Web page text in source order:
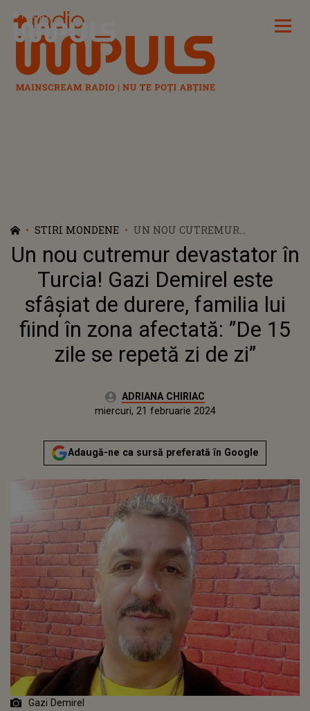
Radio Impuls
STIRI MONDENE
UN NOU CUTREMUR
DEVASTATOR ÎN TURCIA! GAZI
DEMIREL ESTE SFÂȘIAT DE
DURERE, FAMILIA LUI FIIND ÎN
ZONA AFECTATĂ: ”DE 15 ZILE SE
REPETĂ ZI DE ZI”
Un nou cutremur devastator în
Turcia! Gazi Demirel este
sfâșiat de durere, familia lui
fiind în zona afectată: ”De 15
zile se repetă zi de zi”
Autor:ADRIANA CHIRIAC
marți, 21 februarie 2023Actualizat:
miercuri, 21 februarie 2024
Adaugă-ne ca sursă preferată în Google
Gazi Demirel